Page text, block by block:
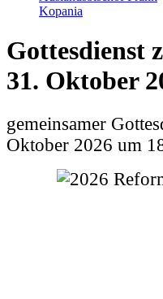
Kopania
Gottesdienst
31. Oktober
gemeinsamer
Oktober 2026 um